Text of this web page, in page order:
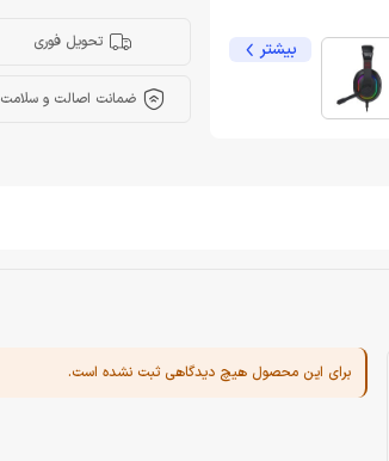
بیشتر تحویل فوری
ضمانت اصالت و سلامت
برای این محصول هیچ دیدگاهی ثبت نشده است.